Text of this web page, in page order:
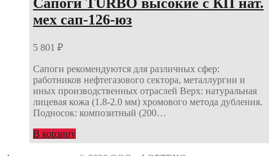
Сапоги TURBO высокие с КП нат.
мех сап-126-юз
5 801 ₽
Сапоги рекомендуются для различных сфер:
работников нефтегазового сектора, металлургии и
иных производственных отраслей Верх: натуральная
лицевая кожа (1.8-2.0 мм) хромового метода дубления.
Подносок: композитный (200…
В корзину